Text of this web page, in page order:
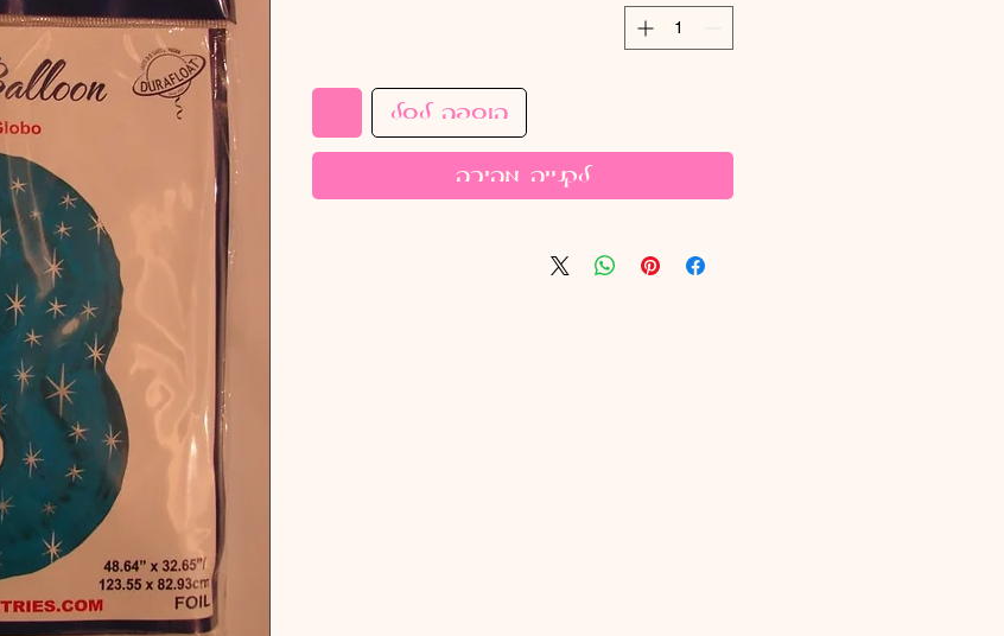
הוספה לסל
לקנייה מהירה